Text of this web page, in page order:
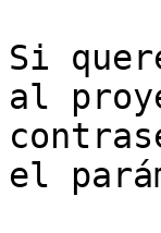
Si
al
el